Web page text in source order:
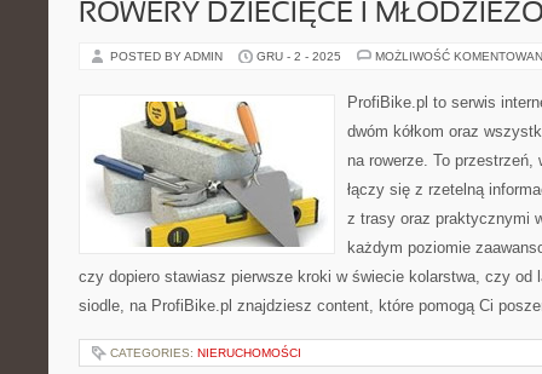
ROWERY DZIECIĘCE I
POSTED BY ADMIN GRU - 2 - 2025 MOŻLIWOŚĆ
ProfiBike.pl to serwis
dwóm kółkom oraz
na rowerze. To przestrzeń,
łączy się z rzetelną
z trasy oraz praktycznymi
każdym poziomie
czy dopiero stawiasz pierwsze kroki w świecie kolarstwa, czy od
siodle, na ProfiBike.pl znajdziesz content, które pomogą Ci
CATEGORIES: NIERUCHOMOŚCI